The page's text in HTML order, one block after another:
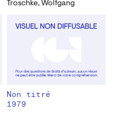
Troschke, Wolfgang
Non titré
1979